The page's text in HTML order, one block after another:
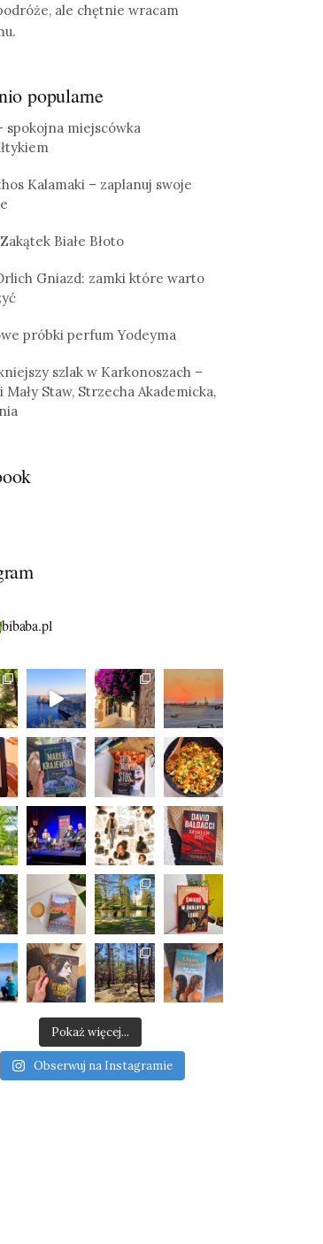
ale chętnie wracam
popularne
spokojna miejscówka
Kalamaki – zaplanuj swoje
Białe Błoto
Gniazd: zamki które warto
próbki perfum Yodeyma
szlak w Karkonoszach –
Mały Staw, Strzecha Akademicka,
bibaba.pl
Pokaż więcej...
Obserwuj na Instagramie